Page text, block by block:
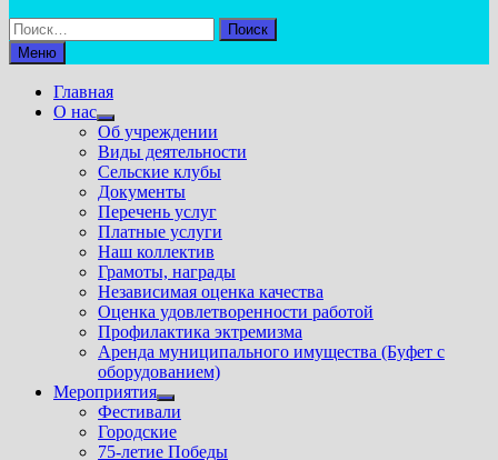
Найти:
Меню
Главная
О нас
Показать
подменю
Об учреждении
Виды деятельности
Сельские клубы
Документы
Перечень услуг
Платные услуги
Наш коллектив
Грамоты, награды
Независимая оценка качества
Оценка удовлетворенности работой
Профилактика эктремизма
Аренда муниципального имущества (Буфет с
оборудованием)
Мероприятия
Показать
подменю
Фестивали
Городские
75-летие Победы